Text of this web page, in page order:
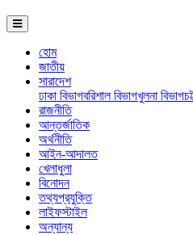
হোম
জাতীয়
সারাদেশ
ঢাকা বিভাগবরিশাল বিভাগখুলনা বিভাগ
রাজনীতি
আন্তর্জাতিক
অর্থনীতি
আইন-আদালত
খেলাধুলা
বিনোদন
তথ্যপ্রযুক্তি
লাইফস্টাইল
অন্যান্য